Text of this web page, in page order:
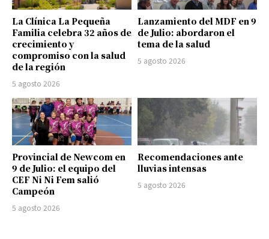
La Clínica La Pequeña
Familia celebra 32 años de
crecimiento y
compromiso con la salud
de la región
5 agosto 2026
Lanzamiento del MDF en 9
de Julio: abordaron el
tema de la salud
5 agosto 2026
Provincial de Newcom en
9 de Julio: el equipo del
CEF Ni Ni Fem salió
Campeón
5 agosto 2026
Recomendaciones ante
lluvias intensas
5 agosto 2026